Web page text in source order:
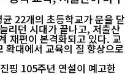
22개의 초등학교가 문을 닫
리던 시대가 끝나고, 저출산
재편이 본격화되고 있다. 교
확대에서 교육의 질 향상으로